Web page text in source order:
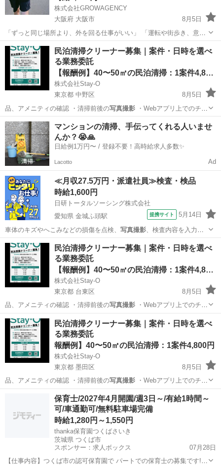
株式会社GROWAGENCY
大阪府 大阪市
8月5日
「ずっと同じ場所より、外を回る仕事がいい」 「運転や街歩き、意外
と嫌いじゃない」 そんな方におすすめ。 お任せするのは、街中の駐車
場やコインパーキングを回って、 🔸料金看板 🔸空き状況 🔸設備 など
を確...
大阪 大阪市 その他 スタッフ
民泊清掃クリーナー募集｜案件・日時を選べ
る業務委託
【報酬例】40〜50㎡の民泊清掃：1案件4,800円
株式会社Stay-O
東京都 中野区
8月5日
品、アメニティの確認 ・清掃前後の写真撮影・Webアプリ上でのチェ
ックリス…
東京 中野区
マンションの清掃、手伝ってくれる人いませ
んか？😭🙏
日給例1万円〜 / 登録不要！高時給求人多数✨
Lacotto Ad
≪月収27.5万円・派遣社員≫検査・検品
時給1,600円
日研トータルソーシング株式会社
愛知県 金城ふ頭駅
提携サイト 5月14日
車体のキズやへこみなどの損傷を点検、 写真撮影、検査内容を入力
（スマホもしくはタブ…
愛知 名古屋市 金城ふ頭駅 その他
民泊清掃クリーナー募集｜案件・日時を選べ
る業務委託
【報酬例】40〜50㎡の民泊清掃：1案件4,800円
株式会社Stay-O
東京都 台東区
8月5日
品、アメニティの確認 ・清掃前後の写真撮影・Webアプリ上でのチェ
ックリス…
東京 台東区 清掃
民泊清掃クリーナー募集｜案件・日時を選べ
る業務委託
報酬例】40〜50㎡の民泊清掃：1案件4,800円
株式会社Stay-O
東京都 墨田区
8月5日
品、アメニティの確認 ・清掃前後の写真撮影・Webアプリ上でのチェ
ックリス…
清掃
保育士/2027年4月開園/週3日～/有給1時間～
可/車通勤可/無料駐車場完備
時給1,280円～1,550円
thanka保育園つくばさいき
茨城県 つくば市
スポンサー：求人ボックス
07月28日
【仕事内容】つくば市の認可保育園で パートでの保育士の募集です!